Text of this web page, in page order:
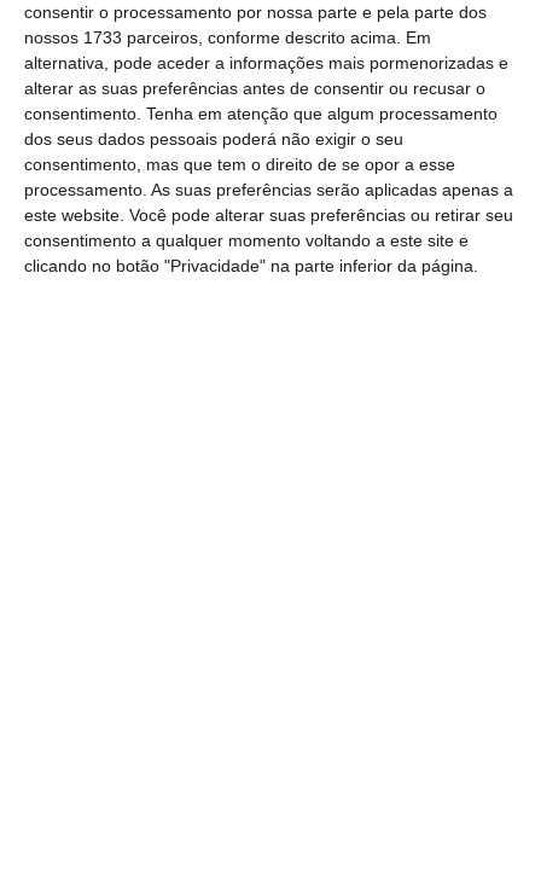
consentir o processamento por nossa parte e pela parte dos
nossos 1733 parceiros, conforme descrito acima. Em
alternativa, pode aceder a informações mais pormenorizadas e
alterar as suas preferências antes de consentir ou recusar o
consentimento. Tenha em atenção que algum processamento
dos seus dados pessoais poderá não exigir o seu
consentimento, mas que tem o direito de se opor a esse
processamento. As suas preferências serão aplicadas apenas a
este website. Você pode alterar suas preferências ou retirar seu
consentimento a qualquer momento voltando a este site e
clicando no botão "Privacidade" na parte inferior da página.
Ler Mais
“Os choques nos preços terão impacto em
todo o mundo, especialmente nos agregados
familiares mais pobres para os quais a
alimentação e o combustível tem uma
proporção maior nas despesas“, alerta o FMI,
assinalando que se o conflito escalar ainda